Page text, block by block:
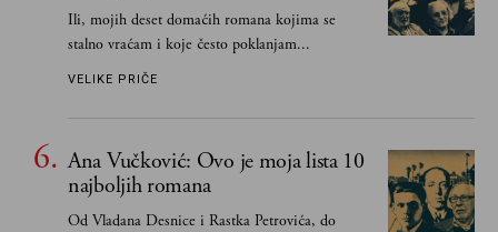
Ili, mojih deset domaćih romana kojima se
stalno vraćam i koje često poklanjam...
VELIKE PRIČE
Ana Vučković: Ovo je moja lista 10
najboljih romana
Od Vladana Desnice i Rastka Petrovića, do